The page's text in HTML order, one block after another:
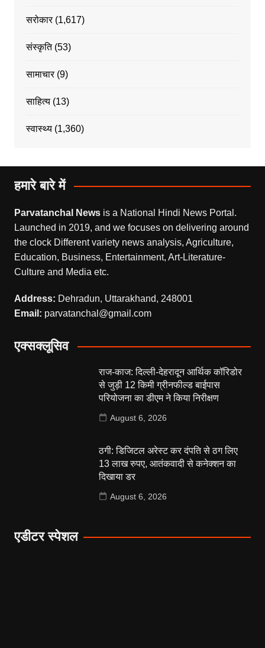
सरोकार(1,617)
संस्कृति(53)
सामाचार(9)
साहित्य(13)
स्वास्थ्य(1,360)
हमारे बारे में
Parvatanchal Newsis a National Hindi News Portal.
Launched in 2019, and we focuses on delivering around
the clock Different variety news analysis, Agriculture,
Education, Business, Entertainment, Art-Literature-
Culture and Media etc.
Address: Dehradun, Uttarakhand, 248001
Email: parvatanchal@gmail.com
एक्सक्लूसिव
राज-काज: दिल्ली-देहरादून आर्थिक कॉरिडोर
से जुड़ी 12 किमी ग्रीनफील्ड बाईपास
परियोजना का डीएम ने किया निरीक्षण
August 6, 2026
ठगी: डिजिटल अरेस्ट कर दंपति से ठग लिए
13 लाख रुपए, आतंकवादी से कनेक्शन का
दिखाया डर
August 6, 2026
एडीटर स्पेशल